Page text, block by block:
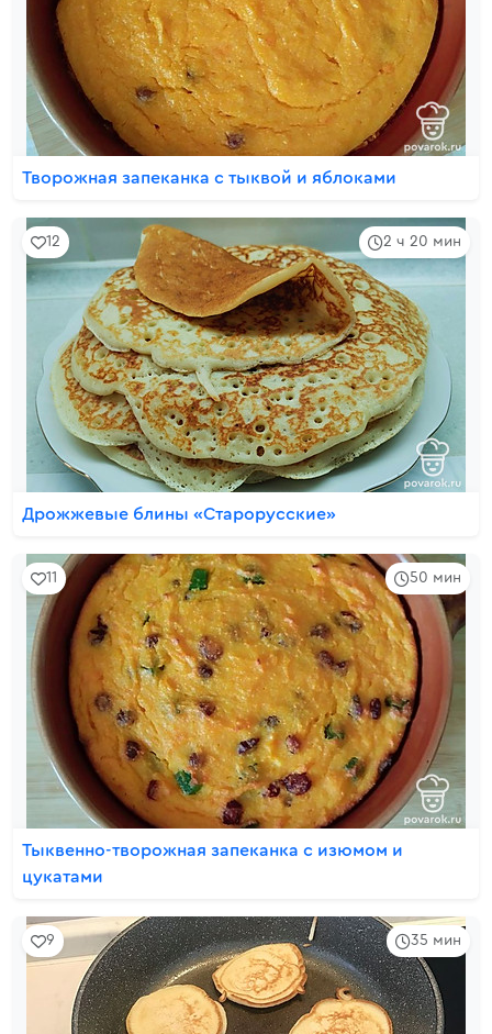
Творожная запеканка с тыквой и яблоками
2 ч 20 мин
12
Дрожжевые блины «Старорусские»
50 мин
11
Тыквенно-творожная запеканка с изюмом и
цукатами
35 мин
9